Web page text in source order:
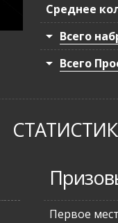
Среднее
Всего
Всего
Первое